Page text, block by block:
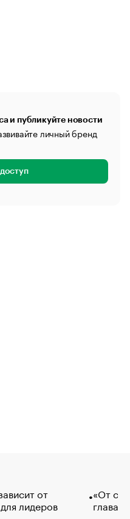
и публикуйте новости
личный бренд
от
лидеров
«От
глава